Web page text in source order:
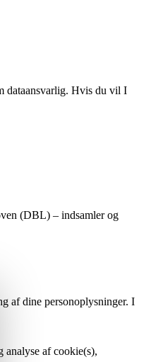
dataansvarlig. Hvis du vil I
(DBL) – indsamler og
af dine personoplysninger. I
analyse af cookie(s),